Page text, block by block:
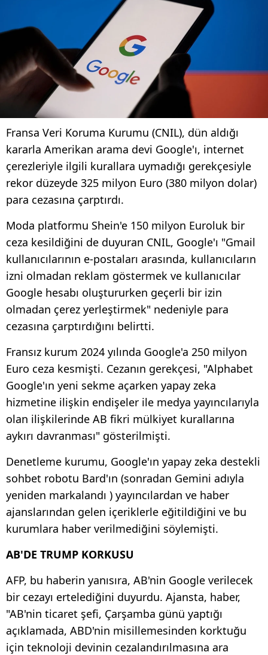
Fransa Veri Koruma Kurumu (CNIL), dün aldığı
kararla Amerikan arama devi Google'ı, internet
çerezleriyle ilgili kurallara uymadığı gerekçesiyle
rekor düzeyde 325 milyon Euro (380 milyon dolar)
para cezasına çarptırdı.
Moda platformu Shein'e 150 milyon Euroluk bir
ceza kesildiğini de duyuran CNIL, Google'ı "Gmail
kullanıcılarının e-postaları arasında, kullanıcıların
izni olmadan reklam göstermek ve kullanıcılar
Google hesabı oluştururken geçerli bir izin
olmadan çerez yerleştirmek" nedeniyle para
cezasına çarptırdığını belirtti.
Fransız kurum 2024 yılında Google'a 250 milyon
Euro ceza kesmişti. Cezanın gerekçesi, "Alphabet
Google'ın yeni sekme açarken yapay zeka
hizmetine ilişkin endişeler ile medya yayıncılarıyla
olan ilişkilerinde AB fikri mülkiyet kurallarına
aykırı davranması" gösterilmişti.
Denetleme kurumu, Google'ın yapay zeka destekli
sohbet robotu Bard'ın (sonradan Gemini adıyla
yeniden markalandı ) yayıncılardan ve haber
ajanslarından gelen içeriklerle eğitildiğini ve bu
kurumlara haber verilmediğini söylemişti.
AB'DE TRUMP KORKUSU
AFP, bu haberin yanısıra, AB'nin Google verilecek
bir cezayı ertelediğini duyurdu. Ajansta, haber,
"AB'nin ticaret şefi, Çarşamba günü yaptığı
açıklamada, ABD'nin misillemesinden korktuğu
için teknoloji devinin cezalandırılmasına ara